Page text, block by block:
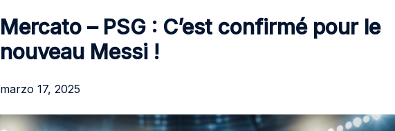
Mercato – PSG : C’est confirmé pour le
nouveau Messi !
marzo 17, 2025